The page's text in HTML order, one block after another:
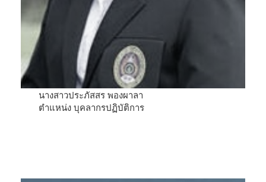
นางสาวประภัสสร พองผาลา
ตำแหน่ง บุคลากรปฏิบัติการ